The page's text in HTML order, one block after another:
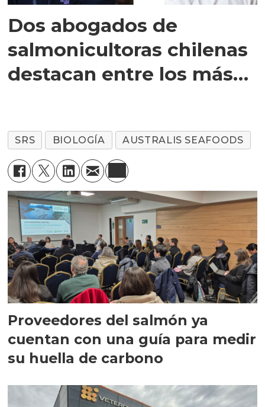
Dos abogados de
salmonicultoras chilenas
destacan entre los más
SRS BIOLOGÍA AUSTRALIS SEAFOODS
Proveedores del salmón ya
cuentan con una guía para medir
su huella de carbono